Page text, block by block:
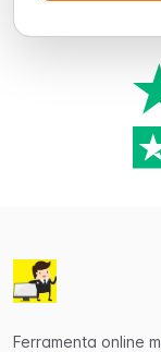
Ferramenta online